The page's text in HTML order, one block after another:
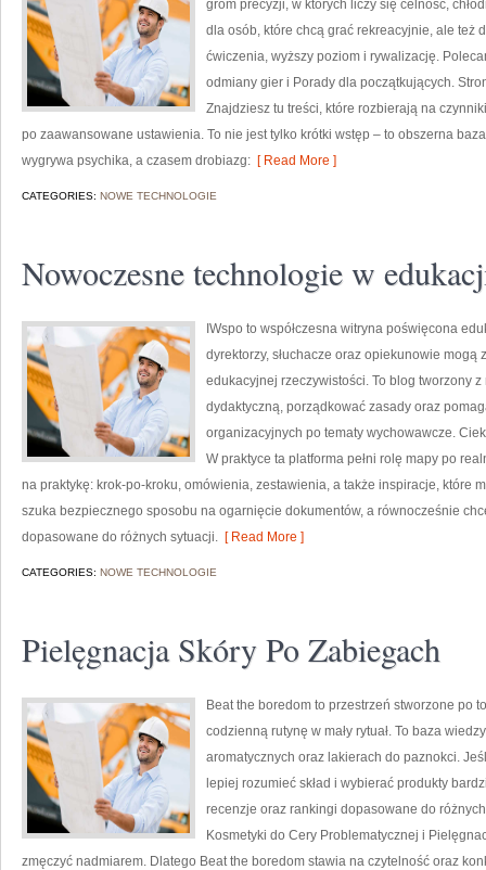
grom precyzji, w których liczy się celność,
dla osób, które chcą grać rekreacyjnie, ale też
ćwiczenia, wyższy poziom i rywalizację.
odmiany gier i Porady dla początkujących.
Znajdziesz tu treści, które rozbierają na
po zaawansowane ustawienia. To nie jest tylko krótki wstęp – to obszerna
wygrywa psychika, a czasem drobiazg: [ Read More ]
CATEGORIES: NOWE TECHNOLOGIE
Nowoczesne technologie w
IWspo to współczesna witryna poświęcona
dyrektorzy, słuchacze oraz opiekunowie
edukacyjnej rzeczywistości. To blog tworzony
dydaktyczną, porządkować zasady oraz
organizacyjnych po tematy wychowawcze.
W praktyce ta platforma pełni rolę mapy po
na praktykę: krok-po-kroku, omówienia, zestawienia, a także inspiracje, które
szuka bezpiecznego sposobu na ogarnięcie dokumentów, a równocześnie
dopasowane do różnych sytuacji. [ Read More ]
CATEGORIES: NOWE TECHNOLOGIE
Pielęgnacja Skóry Po Zabiegach
Beat the boredom to przestrzeń stworzone po
codzienną rutynę w mały rytuał. To baza
aromatycznych oraz lakierach do paznokci.
lepiej rozumieć skład i wybierać produkty
recenzje oraz rankingi dopasowane do
Kosmetyki do Cery Problematycznej i
zmęczyć nadmiarem. Dlatego Beat the boredom stawia na czytelność oraz